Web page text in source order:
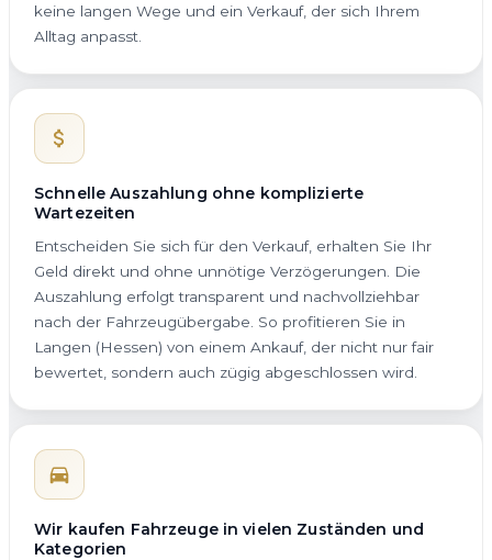
keine langen Wege und ein Verkauf, der sich Ihrem
Alltag anpasst.
Schnelle Auszahlung ohne komplizierte
Wartezeiten
Entscheiden Sie sich für den Verkauf, erhalten Sie Ihr
Geld direkt und ohne unnötige Verzögerungen. Die
Auszahlung erfolgt transparent und nachvollziehbar
nach der Fahrzeugübergabe. So profitieren Sie in
Langen (Hessen) von einem Ankauf, der nicht nur fair
bewertet, sondern auch zügig abgeschlossen wird.
Wir kaufen Fahrzeuge in vielen Zuständen und
Kategorien